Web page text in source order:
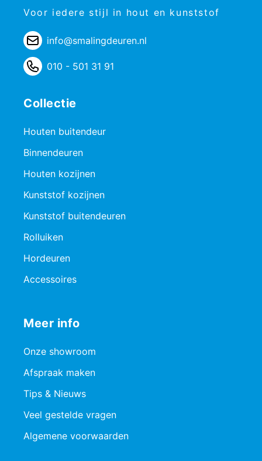
Voor iedere stijl in hout en kunststof
info@smalingdeuren.nl
010 - 501 31 91
Collectie
Houten buitendeur
Binnendeuren
Houten kozijnen
Kunststof kozijnen
Kunststof buitendeuren
Rolluiken
Hordeuren
Accessoires
Meer info
Onze showroom
Afspraak maken
Tips & Nieuws
Veel gestelde vragen
Algemene voorwaarden